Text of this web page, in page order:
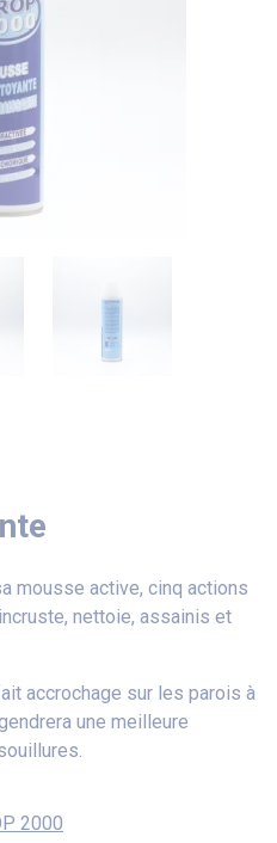
mousse active, cinq actions
nettoie, assainis et
accrochage sur les parois à
une meilleure
2000